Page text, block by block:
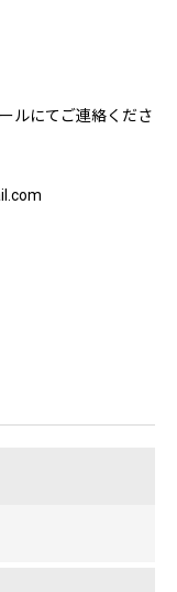
ルにてご連絡くださ